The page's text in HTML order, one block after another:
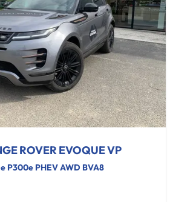
ROVER EVOQUE VP
P300e PHEV AWD BVA8